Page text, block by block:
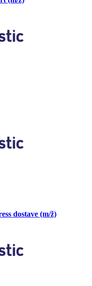
dostave (m/ž)